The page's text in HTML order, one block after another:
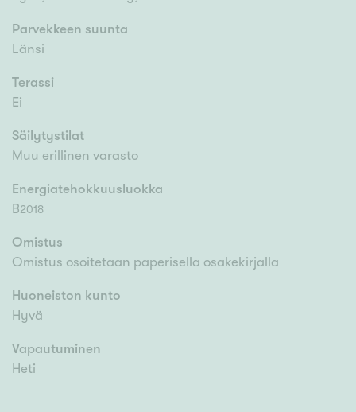
Parvekkeen suunta
Länsi
Terassi
Ei
Säilytystilat
Muu erillinen varasto
Energiatehokkuusluokka
B2018
Omistus
Omistus osoitetaan paperisella osakekirjalla
Huoneiston kunto
Hyvä
Vapautuminen
Heti